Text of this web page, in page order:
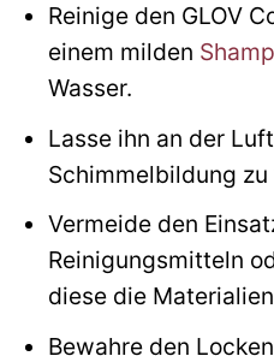
Reinige den GLOV
einem milden
Wasser.
Lasse ihn an der
Schimmelbildung
Vermeide den
Reinigungsmitteln
diese die
Bewahre den